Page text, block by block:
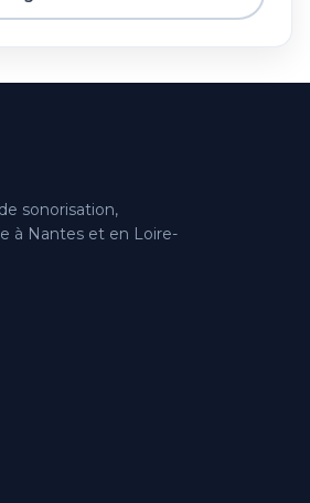
sonorisation,
à Nantes et en Loire-